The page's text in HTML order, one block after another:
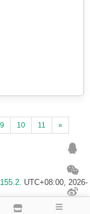
9 10 11 »
. UTC+08:00, 2026-
图$